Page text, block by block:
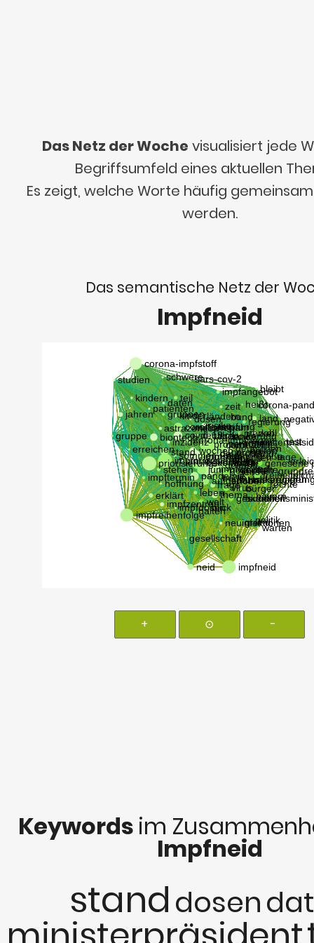
Das Netz der Woche visualisiert jede
Begriffsumfeld eines aktuellen
Es zeigt, welche Worte häufig
werden.
Das semantische Netz der
Impfneid
+ ⊙ -
Keywords im
Impfneid
standdosen